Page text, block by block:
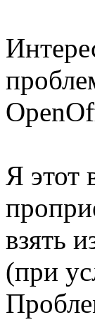
Я этот
взять
(при